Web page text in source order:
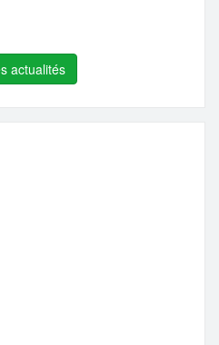
actualités